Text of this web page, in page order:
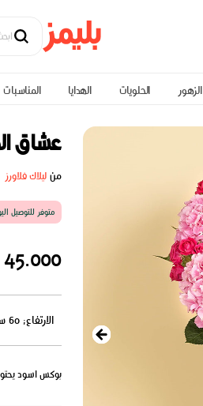
الزهور الحلويات الهدايا المناسبات
عشاق
منليلاك فلاورز
متوفر للتوصيل
45.000 د.ك.
الارتفاع: 60 سم
بوكس اسود يحتوي